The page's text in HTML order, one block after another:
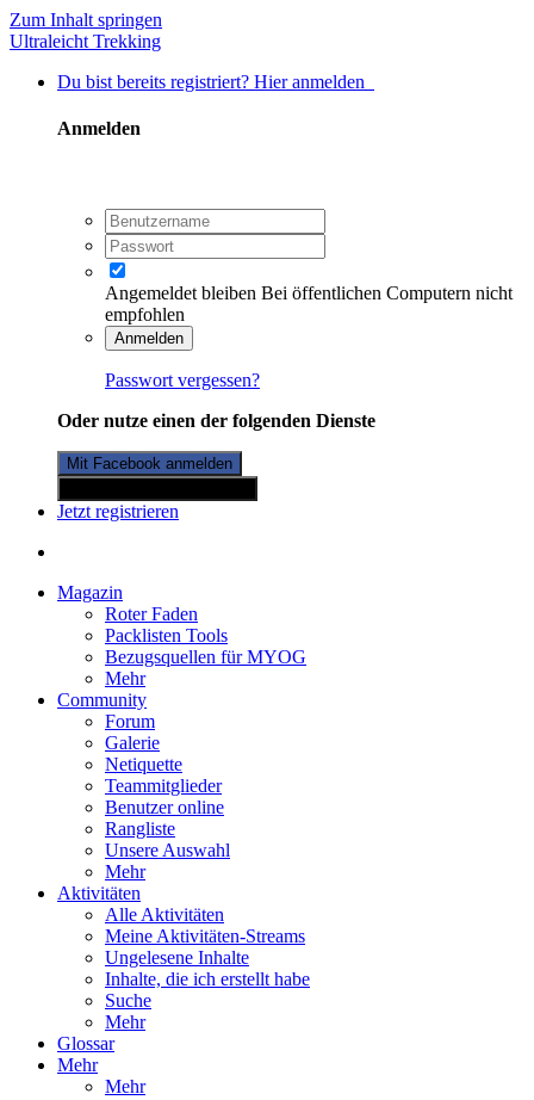
Zum Inhalt springen
Ultraleicht Trekking
Du bist bereits registriert? Hier anmelden
Anmelden
Angemeldet bleiben Bei öffentlichen Computern nicht
empfohlen
Anmelden
Passwort vergessen?
Oder nutze einen der folgenden Dienste
Mit Facebook anmelden
Jetzt registrieren
Magazin
Roter Faden
Packlisten Tools
Bezugsquellen für MYOG
Mehr
Community
Forum
Galerie
Netiquette
Teammitglieder
Benutzer online
Rangliste
Unsere Auswahl
Mehr
Aktivitäten
Alle Aktivitäten
Meine Aktivitäten-Streams
Ungelesene Inhalte
Inhalte, die ich erstellt habe
Suche
Mehr
Glossar
Mehr
Mehr